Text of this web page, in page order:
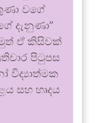
වගේ
දැනුණා”
ඒ කිසිවක්
පිටුපස
විද්‍යාත්මක
සහ හෘදය